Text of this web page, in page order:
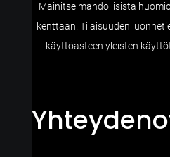
Mainitse mahdollisista
kenttään. Tilaisuuden
käyttöasteen yleisten